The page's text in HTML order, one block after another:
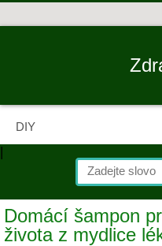
DIY
|
Domácí šampon
života z mydlice